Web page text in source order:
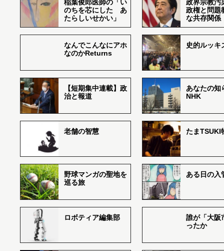
稲葉俊郎医師の「い
のちを芯にした あ
たらしいせかい」
政界宗教汚
政権と問題
な共存関係
なんでこんなにアホ
なのかReturns
史的ルッキ
【短期集中連載】政
治と報道
あなたの知
NHK
老舗の智慧 たまTSUKI
野球マンガの聖地を
巡る旅
ある日の入
ロボティア編集部
誰が「大阪
ったか